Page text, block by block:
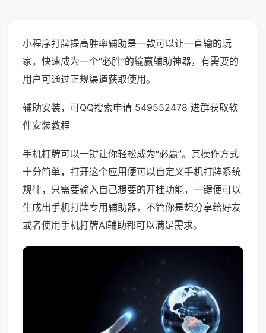
小程序打牌提高胜率辅助是一款可以让一直输的玩
家，快速成为一个“必胜”的输赢辅助神器，有需要的
用户可通过正规渠道获取使用。
辅助安装，可QQ搜索申请 549552478 进群获取软
件安装教程
手机打牌可以一键让你轻松成为“必赢”。其操作方式
十分简单，打开这个应用便可以自定义手机打牌系统
规律，只需要输入自己想要的开挂功能，一键便可以
生成出手机打牌专用辅助器，不管你是想分享给好友
或者使用手机打牌AI辅助都可以满足需求。